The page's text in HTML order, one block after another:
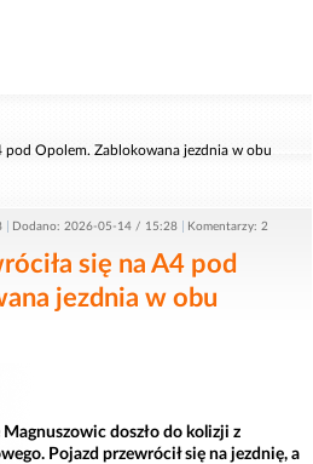
pod Opolem. Zablokowana jezdnia w obu
Dodano: 2026-05-14 / 15:28 Komentarzy: 2
się na A4 pod
jezdnia w obu
doszło do kolizji z
Pojazd przewrócił się na jezdnię, a